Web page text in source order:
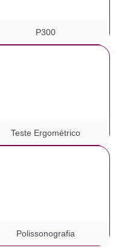
P300
Teste Ergométrico
Polissonografia